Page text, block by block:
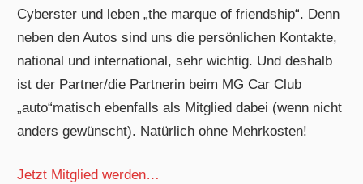
Cyberster und leben „the marque of friendship“. Denn
neben den Autos sind uns die persönlichen Kontakte,
national und international, sehr wichtig. Und deshalb
ist der Partner/die Partnerin beim MG Car Club
„auto“matisch ebenfalls als Mitglied dabei (wenn nicht
anders gewünscht). Natürlich ohne Mehrkosten!
Jetzt Mitglied werden…